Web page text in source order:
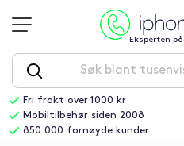
Eksperten
Fri frakt over 1000 kr
Mobiltilbehør siden 2008
850 000 fornøyde kunder